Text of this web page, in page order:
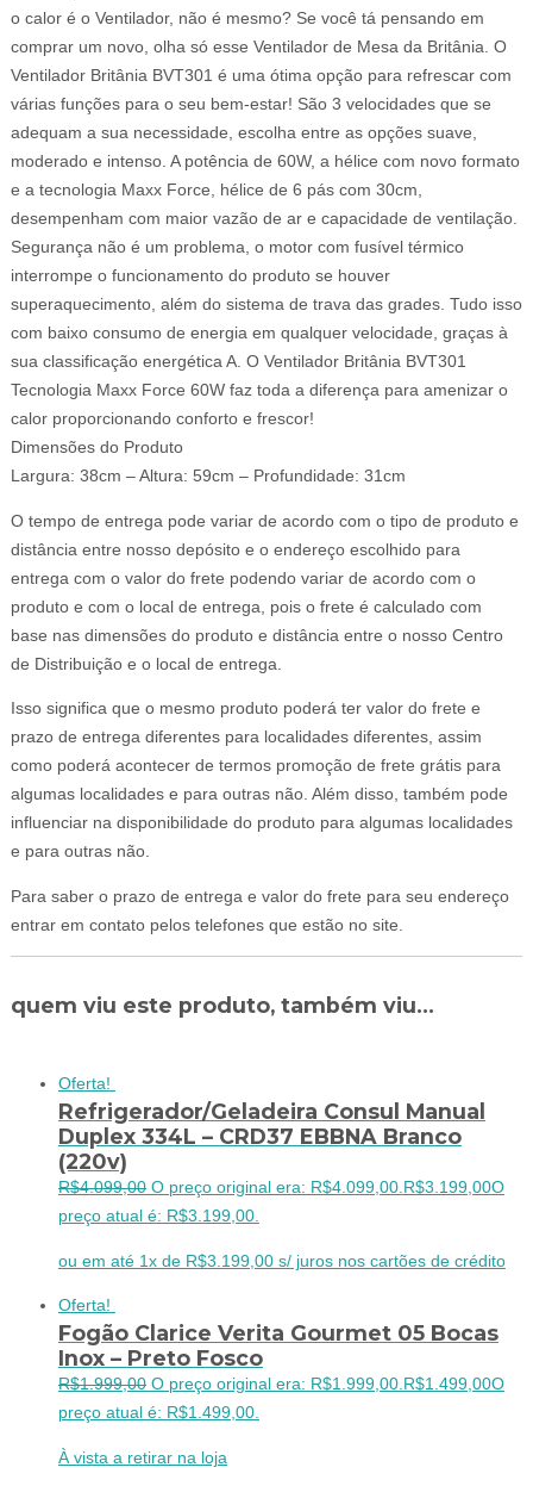
o calor é o Ventilador, não é mesmo? Se você tá pensando em
comprar um novo, olha só esse Ventilador de Mesa da Britânia. O
Ventilador Britânia BVT301 é uma ótima opção para refrescar com
várias funções para o seu bem-estar! São 3 velocidades que se
adequam a sua necessidade, escolha entre as opções suave,
moderado e intenso. A potência de 60W, a hélice com novo formato
e a tecnologia Maxx Force, hélice de 6 pás com 30cm,
desempenham com maior vazão de ar e capacidade de ventilação.
Segurança não é um problema, o motor com fusível térmico
interrompe o funcionamento do produto se houver
superaquecimento, além do sistema de trava das grades. Tudo isso
com baixo consumo de energia em qualquer velocidade, graças à
sua classificação energética A. O Ventilador Britânia BVT301
Tecnologia Maxx Force 60W faz toda a diferença para amenizar o
calor proporcionando conforto e frescor!
Dimensões do Produto
Largura: 38cm – Altura: 59cm – Profundidade: 31cm
O tempo de entrega pode variar de acordo com o tipo de produto e
distância entre nosso depósito e o endereço escolhido para
entrega com o valor do frete podendo variar de acordo com o
produto e com o local de entrega, pois o frete é calculado com
base nas dimensões do produto e distância entre o nosso Centro
de Distribuição e o local de entrega.
Isso significa que o mesmo produto poderá ter valor do frete e
prazo de entrega diferentes para localidades diferentes, assim
como poderá acontecer de termos promoção de frete grátis para
algumas localidades e para outras não. Além disso, também pode
influenciar na disponibilidade do produto para algumas localidades
e para outras não.
Para saber o prazo de entrega e valor do frete para seu endereço
entrar em contato pelos telefones que estão no site.
quem viu este produto, também viu...
Oferta!
Refrigerador/Geladeira Consul Manual
Duplex 334L – CRD37 EBBNA Branco
(220v)
R$4.099,00 O preço original era: R$4.099,00. R$3.199,00O
preço atual é: R$3.199,00.
ou em até 1x de R$3.199,00 s/ juros nos cartões de crédito
Oferta!
Fogão Clarice Verita Gourmet 05 Bocas
Inox – Preto Fosco
R$1.999,00 O preço original era: R$1.999,00. R$1.499,00O
preço atual é: R$1.499,00.
À vista a retirar na loja